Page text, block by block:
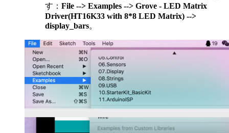
す： File --> Examples --> Grove - LED Matrix
Driver(HT16K33 with 8*8 LED Matrix) -->
display_bars。